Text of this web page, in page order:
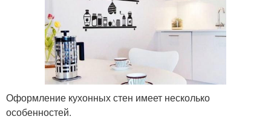
Оформление кухонных стен имеет несколько
особенностей.